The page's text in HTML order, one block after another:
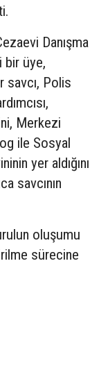
Danışma
bir üye,
savcı, Polis
Merkezi
ile Sosyal
yer aldığını
savcının
oluşumu
sürecine